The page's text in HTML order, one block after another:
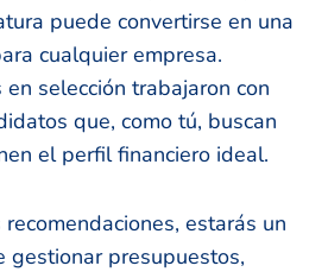
puede convertirse en una
cualquier empresa.
selección trabajaron con
que, como tú, buscan
el perfil financiero ideal.
estarás un
gestionar presupuestos,